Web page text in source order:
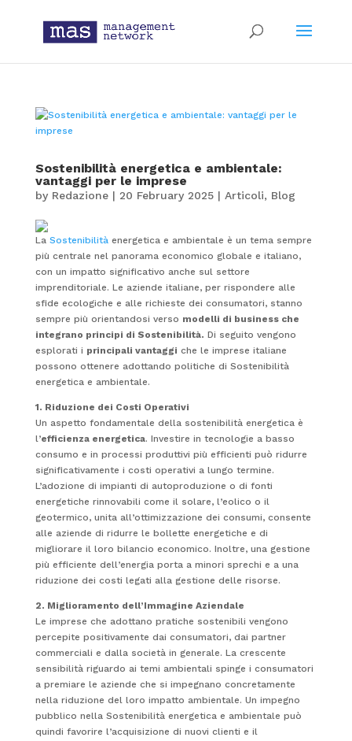
Sostenibilità energetica e ambientale:
vantaggi per le imprese
by Redazione| 20 February 2025| Articoli, Blog
La Sostenibilitàenergetica e ambientale è un tema sempre
più centrale nel panorama economico globale e italiano,
con un impatto significativo anche sul settore
imprenditoriale. Le aziende italiane, per rispondere alle
sfide ecologiche e alle richieste dei consumatori, stanno
sempre più orientandosi verso modelli di business che
integrano principi di Sostenibilità. Di seguito vengono
esplorati i principali vantaggi che le imprese italiane
possono ottenere adottando politiche di Sostenibilità
energetica e ambientale.
1. Riduzione dei Costi Operativi
Un aspetto fondamentale della sostenibilità energetica è
l’efficienza energetica. Investire in tecnologie a basso
consumo e in processi produttivi più efficienti può ridurre
significativamente i costi operativi a lungo termine.
L’adozione di impianti di autoproduzione o di fonti
energetiche rinnovabili come il solare, l’eolico o il
geotermico, unita all’ottimizzazione dei consumi, consente
alle aziende di ridurre le bollette energetiche e di
migliorare il loro bilancio economico. Inoltre, una gestione
più efficiente dell’energia porta a minori sprechi e a una
riduzione dei costi legati alla gestione delle risorse.
2. Miglioramento dell’Immagine Aziendale
Le imprese che adottano pratiche sostenibili vengono
percepite positivamente dai consumatori, dai partner
commerciali e dalla società in generale. La crescente
sensibilità riguardo ai temi ambientali spinge i consumatori
a premiare le aziende che si impegnano concretamente
nella riduzione del loro impatto ambientale. Un impegno
pubblico nella Sostenibilità energetica e ambientale può
quindi favorire l’acquisizione di nuovi clienti e il